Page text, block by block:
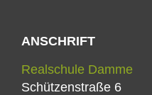
ANSCHRIFT
Realschule Damme
Schützenstraße 6